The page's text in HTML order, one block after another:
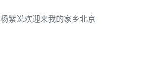
杨紫说欢迎来我的家乡北京